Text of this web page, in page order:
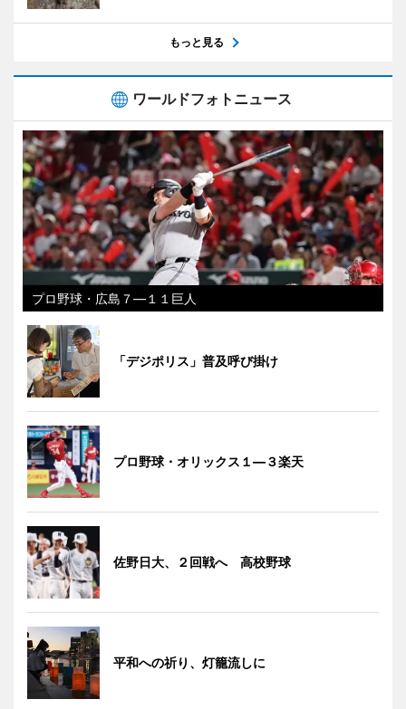
もっと見る
ワールドフォトニュース
プロ野球・広島７―１１巨人
「デジポリス」普及呼び掛け
プロ野球・オリックス１―３楽天
佐野日大、２回戦へ 高校野球
平和への祈り、灯籠流しに